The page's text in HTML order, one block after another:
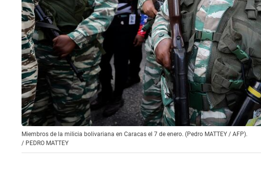
Miembros de la milicia bolivariana en Caracas el 7 de enero. (Pedro MATTEY / AFP).
/ PEDRO MATTEY